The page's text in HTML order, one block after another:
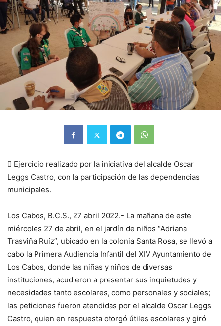
 Ejercicio realizado por la iniciativa del alcalde Oscar
Leggs Castro, con la participación de las dependencias
municipales.
Los Cabos, B.C.S., 27 abril 2022.- La mañana de este
miércoles 27 de abril, en el jardín de niños “Adriana
Trasviña Ruíz”, ubicado en la colonia Santa Rosa, se llevó a
cabo la Primera Audiencia Infantil del XIV Ayuntamiento de
Los Cabos, donde las niñas y niños de diversas
instituciones, acudieron a presentar sus inquietudes y
necesidades tanto escolares, como personales y sociales;
las peticiones fueron atendidas por el alcalde Oscar Leggs
Castro, quien en respuesta otorgó útiles escolares y giró